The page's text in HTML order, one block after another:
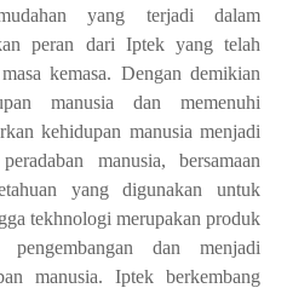
yang terjadi dalam
peran dari Iptek yang telah
kemasa. Dengan demikian
manusia dan memenuhi
kehidupan manusia menjadi
manusia, bersamaan
yang digunakan untuk
tekhnologi merupakan produk
dan menjadi
manusia. Iptek berkembang